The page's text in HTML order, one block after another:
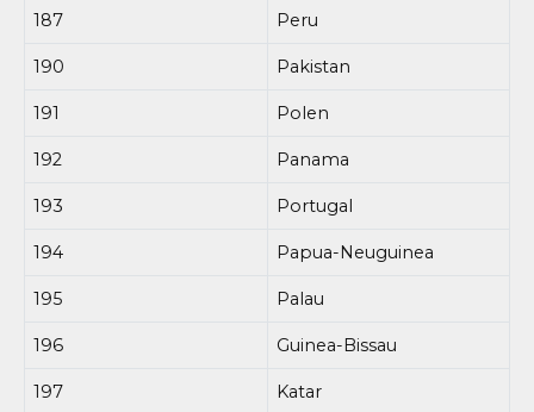
187 Peru
190 Pakistan
191 Polen
192 Panama
193 Portugal
194 Papua-Neuguinea
195 Palau
196 Guinea-Bissau
197 Katar